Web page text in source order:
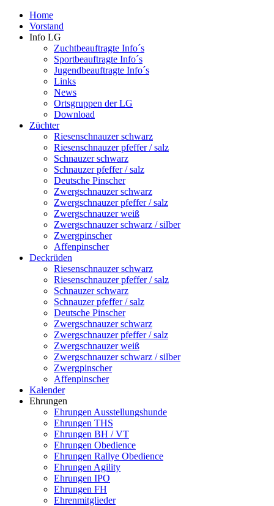
Home
Vorstand
Info LG
Zuchtbeauftragte Info´s
Sportbeauftragte Info´s
Jugendbeauftragte Info´s
Links
News
Ortsgruppen der LG
Download
Züchter
Riesenschnauzer schwarz
Riesenschnauzer pfeffer / salz
Schnauzer schwarz
Schnauzer pfeffer / salz
Deutsche Pinscher
Zwergschnauzer schwarz
Zwergschnauzer pfeffer / salz
Zwergschnauzer weiß
Zwergschnauzer schwarz / silber
Zwergpinscher
Affenpinscher
Deckrüden
Riesenschnauzer schwarz
Riesenschnauzer pfeffer / salz
Schnauzer schwarz
Schnauzer pfeffer / salz
Deutsche Pinscher
Zwergschnauzer schwarz
Zwergschnauzer pfeffer / salz
Zwergschnauzer weiß
Zwergschnauzer schwarz / silber
Zwergpinscher
Affenpinscher
Kalender
Ehrungen
Ehrungen Ausstellungshunde
Ehrungen THS
Ehrungen BH / VT
Ehrungen Obedience
Ehrungen Rallye Obedience
Ehrungen Agility
Ehrungen IPO
Ehrungen FH
Ehrenmitglieder